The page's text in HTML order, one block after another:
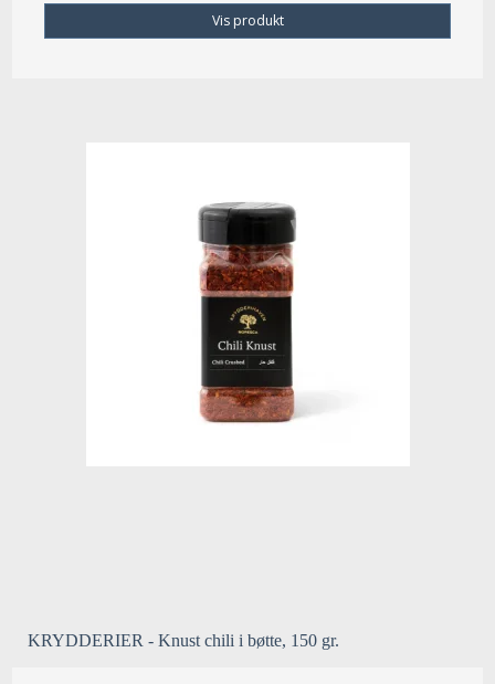
Vis produkt
KRYDDERIER - Knust chili i bøtte, 150 gr.